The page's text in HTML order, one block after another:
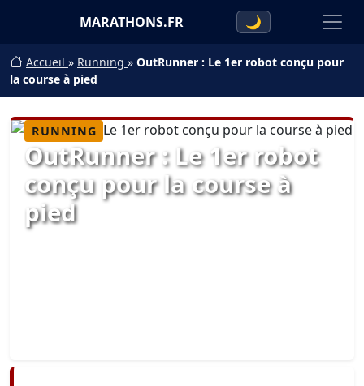
MARATHONS.FR 🌙
Accueil » Running » OutRunner : Le 1er robot conçu pour
la course à pied
RUNNING
OutRunner : Le 1er robot
conçu pour la course à
pied